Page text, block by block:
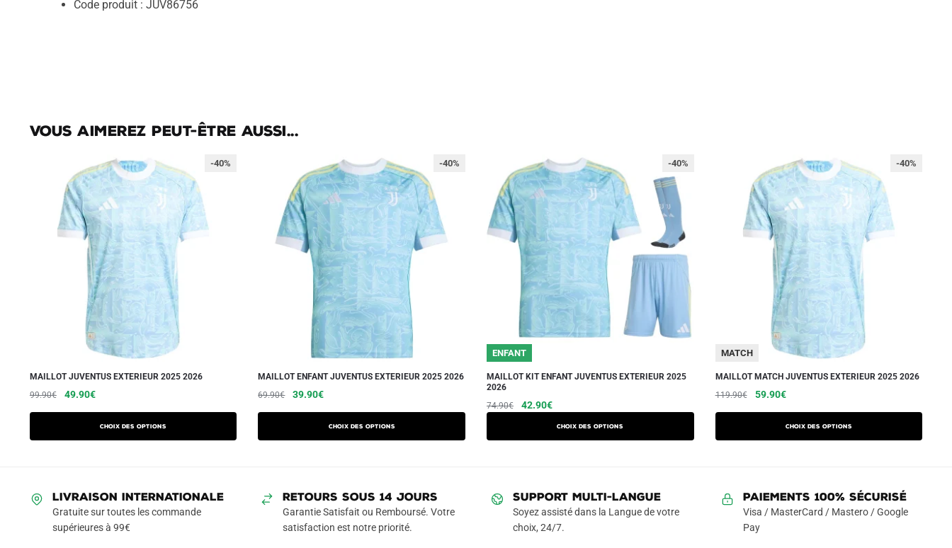
Code produit : JUV86756
Vous aimerez peut-être aussi...
-40%
MAILLOT JUVENTUS EXTERIEUR 2025 2026
99.90€
Le
était :
49.90€Le
actuel
est :
Choix des options
Ce
produit
a
options
peuvent
être
-40%
MAILLOT ENFANT JUVENTUS EXTERIEUR 2025 2026
69.90€
Le
était :
39.90€Le
actuel
est :
Choix des options
Ce
produit
a
options
peuvent
être
ENFANT
-40%
MAILLOT KIT ENFANT JUVENTUS EXTERIEUR 2025
2026
74.90€
Le
42.90€Le
Choix des options
Ce
produit
a
Les
options
peuvent
-40%
MATCH
MAILLOT MATCH JUVENTUS EXTERIEUR 2025 2026
119.90€
Le
était :
59.90€Le
actuel
est :
Choix des options
Ce
produit
a
options
peuvent
LIVRAISON INTERNATIONALE
Gratuite sur toutes les commande
supérieures à 99€
RETOURS SOUS 14 JOURS
Garantie Satisfait ou Remboursé. Votre
satisfaction est notre priorité.
SUPPORT MULTI-LANGUE
Soyez assisté dans la Langue de votre
choix, 24/7.
Paiements 100% Sécurisé
Visa / MasterCard / Mastero / Google
Pay